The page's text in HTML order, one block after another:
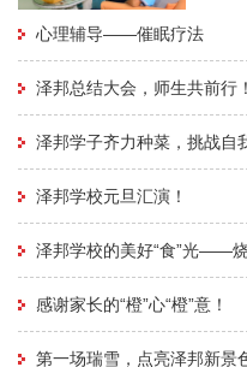
利于
心理辅导——催眠疗法
泽邦总结大会，师生共前行！
泽邦学子齐力种菜，挑战自
泽邦学校元旦汇演！
泽邦学校的美好“食”光——
感谢家长的“橙”心“橙”意！
第一场瑞雪，点亮泽邦新景